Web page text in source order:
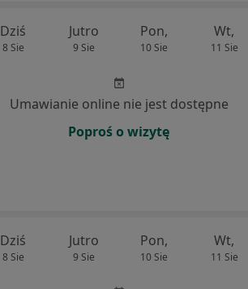
Dziś
8 Sie
Jutro
9 Sie
Pon,
10 Sie
Wt,
11 Sie
Umawianie online nie jest dostępne
Poproś o wizytę
Dziś
8 Sie
Jutro
9 Sie
Pon,
10 Sie
Wt,
11 Sie